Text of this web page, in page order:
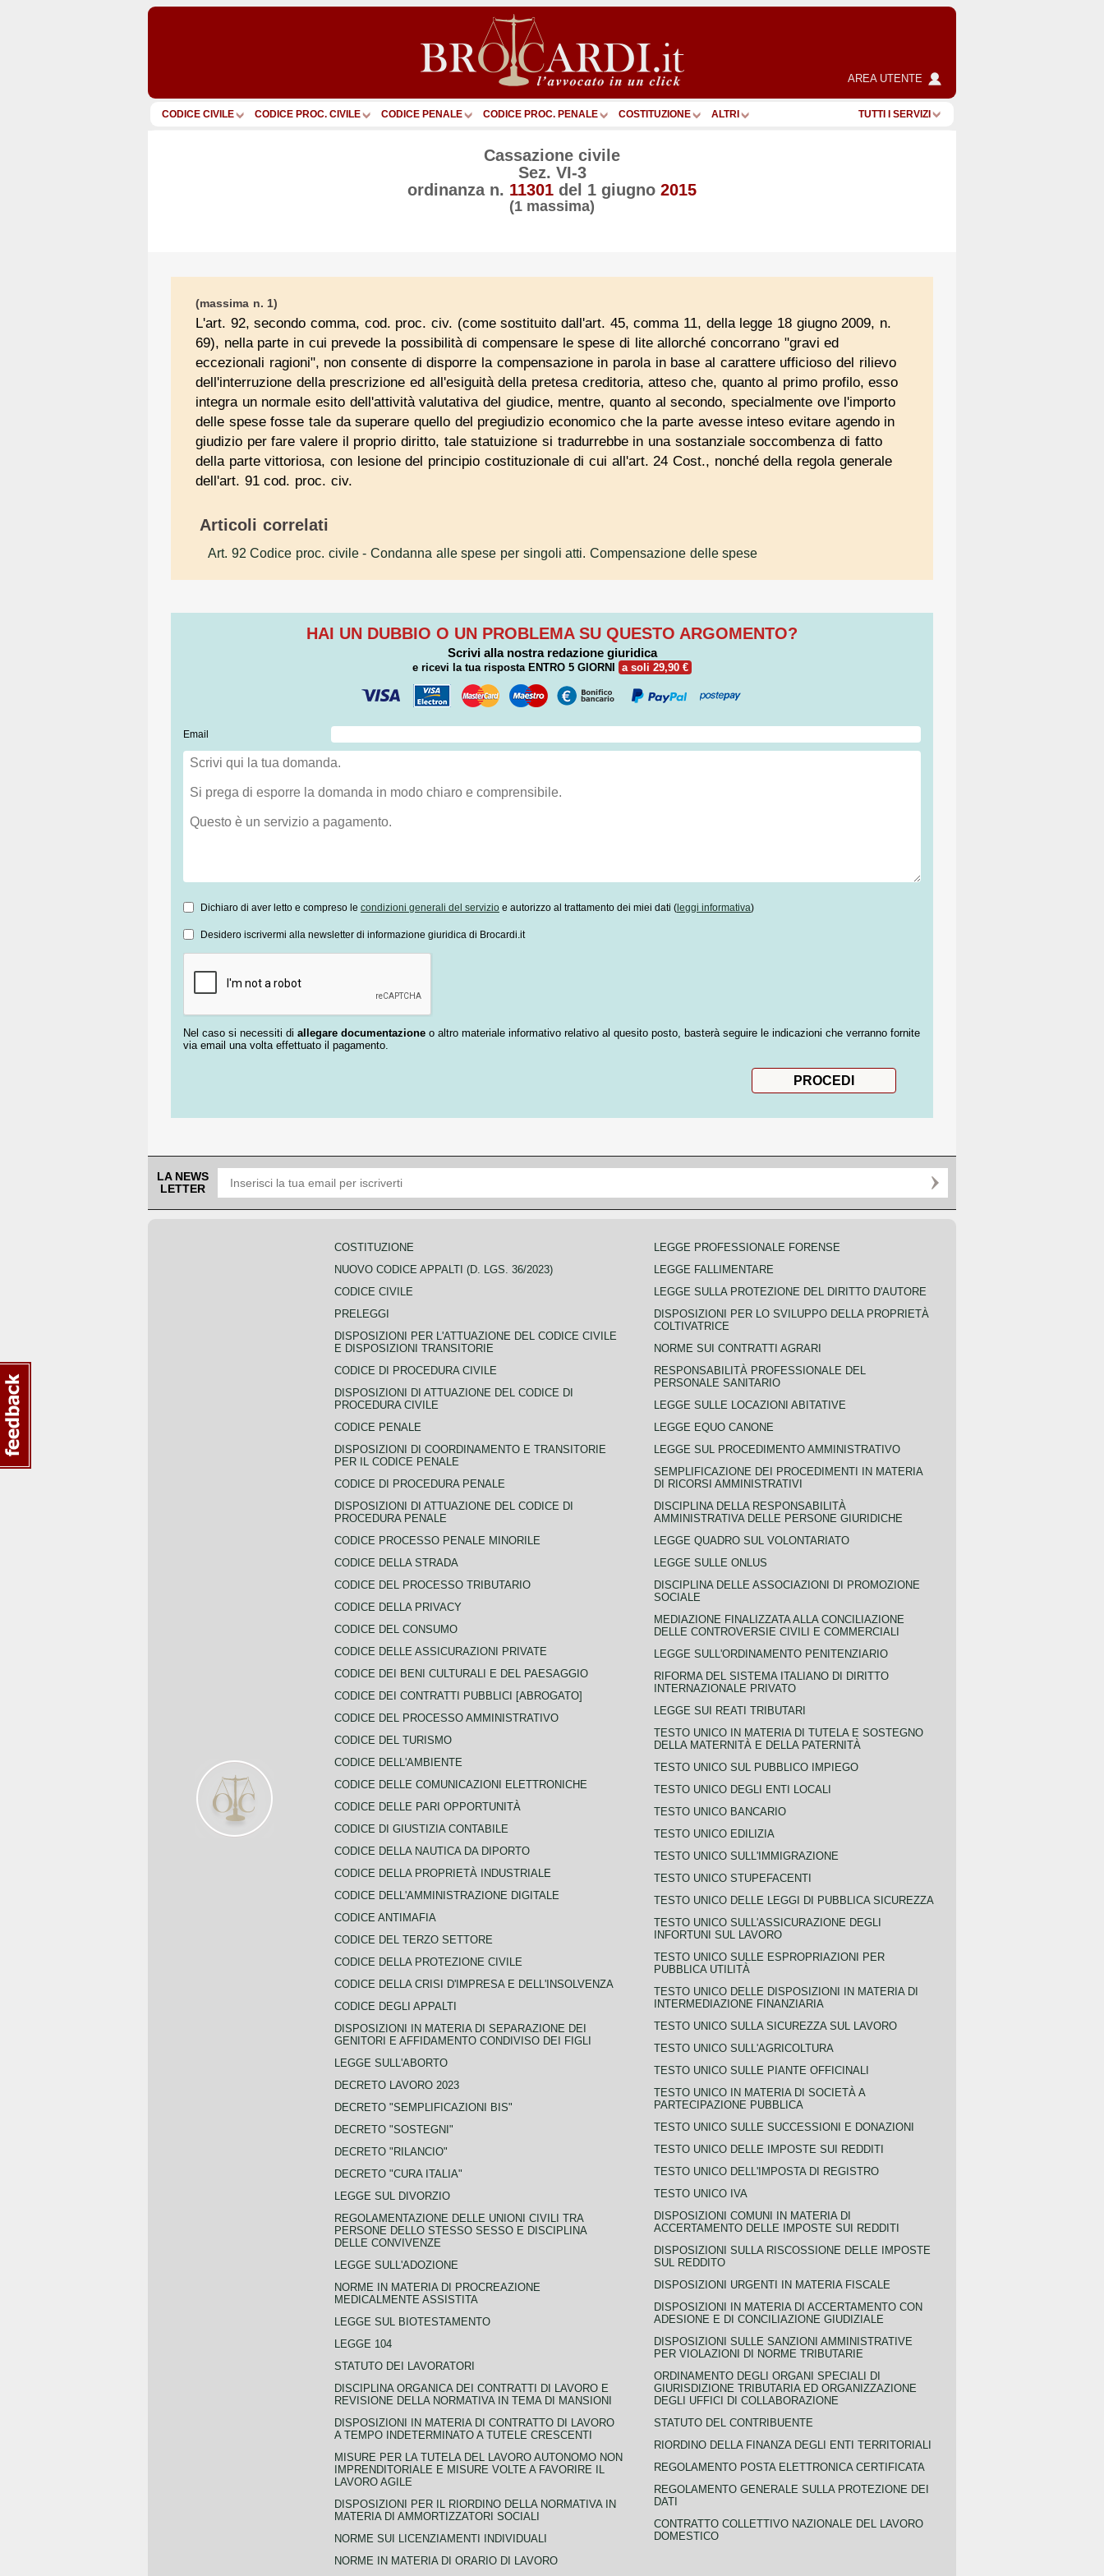
AREA UTENTE
CODICE CIVILE CODICE PROC. CIVILE CODICE PENALE CODICE PROC. PENALE COSTITUZIONE ALTRI TUTTI I SERVIZI
Cassazione civile
Sez. VI-3
ordinanza n. 11301 del 1 giugno 2015
(1 massima)
(massima n. 1)
L'art. 92, secondo comma, cod. proc. civ. (come sostituito dall'art. 45, comma 11, della legge 18 giugno 2009, n.
69), nella parte in cui prevede la possibilità di compensare le spese di lite allorché concorrano "gravi ed
eccezionali ragioni", non consente di disporre la compensazione in parola in base al carattere ufficioso del rilievo
dell'interruzione della prescrizione ed all'esiguità della pretesa creditoria, atteso che, quanto al primo profilo, esso
integra un normale esito dell'attività valutativa del giudice, mentre, quanto al secondo, specialmente ove l'importo
delle spese fosse tale da superare quello del pregiudizio economico che la parte avesse inteso evitare agendo in
giudizio per fare valere il proprio diritto, tale statuizione si tradurrebbe in una sostanziale soccombenza di fatto
della parte vittoriosa, con lesione del principio costituzionale di cui all'art. 24 Cost., nonché della regola generale
dell'art. 91 cod. proc. civ.
Articoli correlati
Art. 92 Codice proc. civile- Condanna alle spese per singoli atti. Compensazione delle spese
HAI UN DUBBIO O UN PROBLEMA SU QUESTO ARGOMENTO?
Scrivi alla nostra redazione giuridica
e ricevi la tua risposta ENTRO 5 GIORNI a soli 29,90 €
Email
Dichiaro di aver letto e compreso le condizioni generali del servizio e autorizzo al trattamento dei miei dati ( leggi informativa)
Desidero iscrivermi alla newsletter di informazione giuridica di Brocardi.it
Nel caso si necessiti di allegare documentazione o altro materiale informativo relativo al quesito posto, basterà seguire le indicazioni che verranno fornite
via email una volta effettuato il pagamento.
LA NEWS
LETTER
COSTITUZIONE
NUOVO CODICE APPALTI (D. LGS. 36/2023)
CODICE CIVILE
PRELEGGI
DISPOSIZIONI PER L'ATTUAZIONE DEL CODICE CIVILE
E DISPOSIZIONI TRANSITORIE
CODICE DI PROCEDURA CIVILE
DISPOSIZIONI DI ATTUAZIONE DEL CODICE DI
PROCEDURA CIVILE
CODICE PENALE
DISPOSIZIONI DI COORDINAMENTO E TRANSITORIE
PER IL CODICE PENALE
CODICE DI PROCEDURA PENALE
DISPOSIZIONI DI ATTUAZIONE DEL CODICE DI
PROCEDURA PENALE
CODICE PROCESSO PENALE MINORILE
CODICE DELLA STRADA
CODICE DEL PROCESSO TRIBUTARIO
CODICE DELLA PRIVACY
CODICE DEL CONSUMO
CODICE DELLE ASSICURAZIONI PRIVATE
CODICE DEI BENI CULTURALI E DEL PAESAGGIO
CODICE DEI CONTRATTI PUBBLICI [ABROGATO]
CODICE DEL PROCESSO AMMINISTRATIVO
CODICE DEL TURISMO
CODICE DELL'AMBIENTE
CODICE DELLE COMUNICAZIONI ELETTRONICHE
CODICE DELLE PARI OPPORTUNITÀ
CODICE DI GIUSTIZIA CONTABILE
CODICE DELLA NAUTICA DA DIPORTO
CODICE DELLA PROPRIETÀ INDUSTRIALE
CODICE DELL'AMMINISTRAZIONE DIGITALE
CODICE ANTIMAFIA
CODICE DEL TERZO SETTORE
CODICE DELLA PROTEZIONE CIVILE
CODICE DELLA CRISI D'IMPRESA E DELL'INSOLVENZA
CODICE DEGLI APPALTI
DISPOSIZIONI IN MATERIA DI SEPARAZIONE DEI
GENITORI E AFFIDAMENTO CONDIVISO DEI FIGLI
LEGGE SULL'ABORTO
DECRETO LAVORO 2023
DECRETO "SEMPLIFICAZIONI BIS"
DECRETO "SOSTEGNI"
DECRETO "RILANCIO"
DECRETO "CURA ITALIA"
LEGGE SUL DIVORZIO
REGOLAMENTAZIONE DELLE UNIONI CIVILI TRA
PERSONE DELLO STESSO SESSO E DISCIPLINA
DELLE CONVIVENZE
LEGGE SULL'ADOZIONE
NORME IN MATERIA DI PROCREAZIONE
MEDICALMENTE ASSISTITA
LEGGE SUL BIOTESTAMENTO
LEGGE 104
STATUTO DEI LAVORATORI
DISCIPLINA ORGANICA DEI CONTRATTI DI LAVORO E
REVISIONE DELLA NORMATIVA IN TEMA DI MANSIONI
DISPOSIZIONI IN MATERIA DI CONTRATTO DI LAVORO
A TEMPO INDETERMINATO A TUTELE CRESCENTI
MISURE PER LA TUTELA DEL LAVORO AUTONOMO NON
IMPRENDITORIALE E MISURE VOLTE A FAVORIRE IL
LAVORO AGILE
DISPOSIZIONI PER IL RIORDINO DELLA NORMATIVA IN
MATERIA DI AMMORTIZZATORI SOCIALI
NORME SUI LICENZIAMENTI INDIVIDUALI
NORME IN MATERIA DI ORARIO DI LAVORO
LEGGE PROFESSIONALE FORENSE
LEGGE FALLIMENTARE
LEGGE SULLA PROTEZIONE DEL DIRITTO D'AUTORE
DISPOSIZIONI PER LO SVILUPPO DELLA PROPRIETÀ
COLTIVATRICE
NORME SUI CONTRATTI AGRARI
RESPONSABILITÀ PROFESSIONALE DEL
PERSONALE SANITARIO
LEGGE SULLE LOCAZIONI ABITATIVE
LEGGE EQUO CANONE
LEGGE SUL PROCEDIMENTO AMMINISTRATIVO
SEMPLIFICAZIONE DEI PROCEDIMENTI IN MATERIA
DI RICORSI AMMINISTRATIVI
DISCIPLINA DELLA RESPONSABILITÀ
AMMINISTRATIVA DELLE PERSONE GIURIDICHE
LEGGE QUADRO SUL VOLONTARIATO
LEGGE SULLE ONLUS
DISCIPLINA DELLE ASSOCIAZIONI DI PROMOZIONE
SOCIALE
MEDIAZIONE FINALIZZATA ALLA CONCILIAZIONE
DELLE CONTROVERSIE CIVILI E COMMERCIALI
LEGGE SULL'ORDINAMENTO PENITENZIARIO
RIFORMA DEL SISTEMA ITALIANO DI DIRITTO
INTERNAZIONALE PRIVATO
LEGGE SUI REATI TRIBUTARI
TESTO UNICO IN MATERIA DI TUTELA E SOSTEGNO
DELLA MATERNITÀ E DELLA PATERNITÀ
TESTO UNICO SUL PUBBLICO IMPIEGO
TESTO UNICO DEGLI ENTI LOCALI
TESTO UNICO BANCARIO
TESTO UNICO EDILIZIA
TESTO UNICO SULL'IMMIGRAZIONE
TESTO UNICO STUPEFACENTI
TESTO UNICO DELLE LEGGI DI PUBBLICA SICUREZZA
TESTO UNICO SULL'ASSICURAZIONE DEGLI
INFORTUNI SUL LAVORO
TESTO UNICO SULLE ESPROPRIAZIONI PER
PUBBLICA UTILITÀ
TESTO UNICO DELLE DISPOSIZIONI IN MATERIA DI
INTERMEDIAZIONE FINANZIARIA
TESTO UNICO SULLA SICUREZZA SUL LAVORO
TESTO UNICO SULL'AGRICOLTURA
TESTO UNICO SULLE PIANTE OFFICINALI
TESTO UNICO IN MATERIA DI SOCIETÀ A
PARTECIPAZIONE PUBBLICA
TESTO UNICO SULLE SUCCESSIONI E DONAZIONI
TESTO UNICO DELLE IMPOSTE SUI REDDITI
TESTO UNICO DELL'IMPOSTA DI REGISTRO
TESTO UNICO IVA
DISPOSIZIONI COMUNI IN MATERIA DI
ACCERTAMENTO DELLE IMPOSTE SUI REDDITI
DISPOSIZIONI SULLA RISCOSSIONE DELLE IMPOSTE
SUL REDDITO
DISPOSIZIONI URGENTI IN MATERIA FISCALE
DISPOSIZIONI IN MATERIA DI ACCERTAMENTO CON
ADESIONE E DI CONCILIAZIONE GIUDIZIALE
DISPOSIZIONI SULLE SANZIONI AMMINISTRATIVE
PER VIOLAZIONI DI NORME TRIBUTARIE
ORDINAMENTO DEGLI ORGANI SPECIALI DI
GIURISDIZIONE TRIBUTARIA ED ORGANIZZAZIONE
DEGLI UFFICI DI COLLABORAZIONE
STATUTO DEL CONTRIBUENTE
RIORDINO DELLA FINANZA DEGLI ENTI TERRITORIALI
REGOLAMENTO POSTA ELETTRONICA CERTIFICATA
REGOLAMENTO GENERALE SULLA PROTEZIONE DEI
DATI
CONTRATTO COLLETTIVO NAZIONALE DEL LAVORO
DOMESTICO